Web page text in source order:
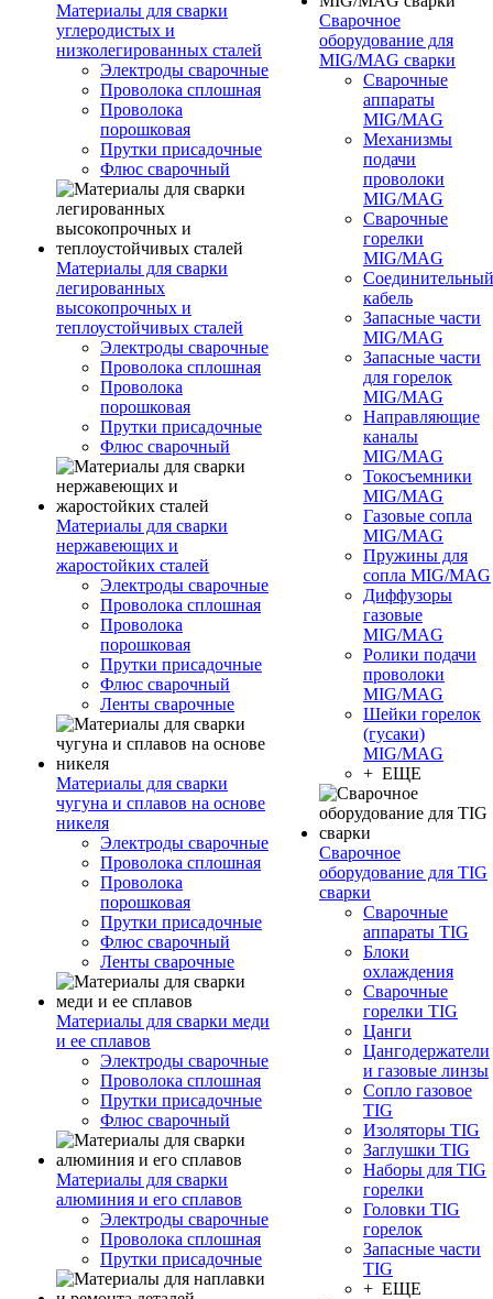
Материалы для сварки
углеродистых и
низколегированных сталей
Электроды сварочные
Проволока сплошная
Проволока
порошковая
Прутки присадочные
Флюс сварочный
Материалы для сварки
легированных
высокопрочных и
теплоустойчивых сталей
Электроды сварочные
Проволока сплошная
Проволока
порошковая
Прутки присадочные
Флюс сварочный
Материалы для сварки
нержавеющих и
жаростойких сталей
Электроды сварочные
Проволока сплошная
Проволока
порошковая
Прутки присадочные
Флюс сварочный
Ленты сварочные
Материалы для сварки
чугуна и сплавов на основе
никеля
Электроды сварочные
Проволока сплошная
Проволока
порошковая
Прутки присадочные
Флюс сварочный
Ленты сварочные
Материалы для сварки меди
и ее сплавов
Электроды сварочные
Проволока сплошная
Прутки присадочные
Флюс сварочный
Материалы для сварки
алюминия и его сплавов
Электроды сварочные
Проволока сплошная
Прутки присадочные
Сварочное
оборудование для
MIG/MAG сварки
Сварочные
аппараты
MIG/MAG
Механизмы
подачи
проволоки
MIG/MAG
Сварочные
горелки
MIG/MAG
Соединительный
кабель
Запасные части
MIG/MAG
Запасные части
для горелок
MIG/MAG
Направляющие
каналы
MIG/MAG
Токосъемники
MIG/MAG
Газовые сопла
MIG/MAG
Пружины для
сопла MIG/MAG
Диффузоры
газовые
MIG/MAG
Ролики подачи
проволоки
MIG/MAG
Шейки горелок
(гусаки)
MIG/MAG
+ ЕЩЕ
Сварочное
оборудование для TIG
сварки
Сварочные
аппараты TIG
Блоки
охлаждения
Сварочные
горелки TIG
Цанги
Цангодержатели
и газовые линзы
Сопло газовое
TIG
Изоляторы TIG
Заглушки TIG
Наборы для TIG
горелки
Головки TIG
горелок
Запасные части
TIG
+ ЕЩЕ